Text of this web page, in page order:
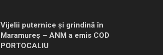
Vijelii puternice și grindină în
Maramureș – ANM a emis COD
PORTOCALIU